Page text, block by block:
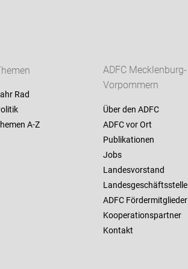
Rad
A-Z
ADFC Mecklenburg-
Vorpommern
Über den ADFC
ADFC vor Ort
Publikationen
Jobs
Landesvorstand
Landesgeschäftsstelle
ADFC
Kooperationspartner
Kontakt